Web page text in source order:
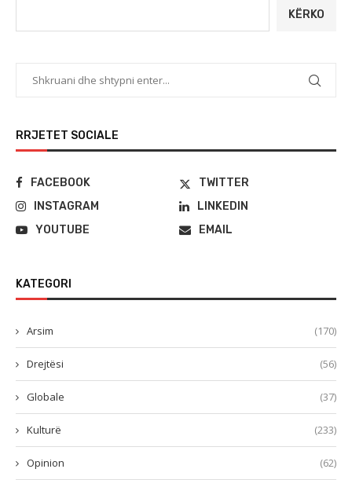
KËRKO
RRJETET SOCIALE
FACEBOOK
TWITTER
INSTAGRAM
LINKEDIN
YOUTUBE
EMAIL
KATEGORI
Arsim (170)
Drejtësi (56)
Globale (37)
Kulturë (233)
Opinion (62)